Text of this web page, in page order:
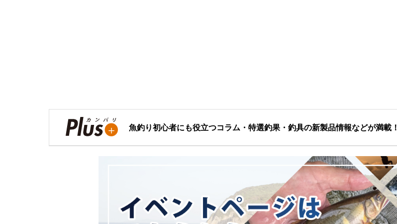
魚釣り初心者にも役立つコラム・特選釣果・釣具の新製品情報などが満載！